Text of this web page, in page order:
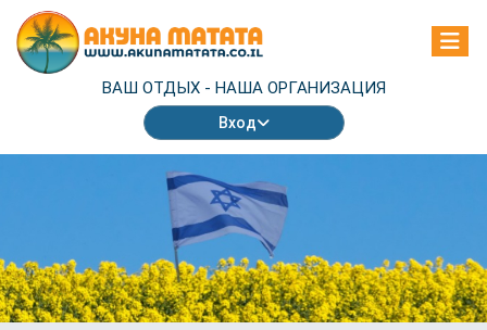
ВАШ ОТДЫХ - НАША ОРГАНИЗАЦИЯ
Вход